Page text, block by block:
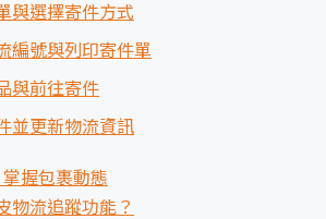
與選擇寄件方式
編號與列印寄件單
與前往寄件
並更新物流資訊
握包裹動態
物流追蹤功能？